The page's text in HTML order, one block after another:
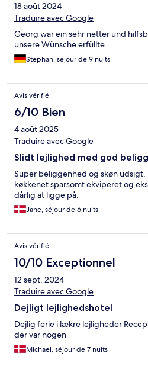
18 août 2024
Traduire avec Google
Georg war ein sehr netter und
unsere Wünsche erfüllte.
Stephan, séjour de 9 nuits
Avis vérifié
6/10 Bien
4 août 2025
Traduire avec Google
Slidt lejlighed med god
Super beliggenhed og skøn
køkkenet sparsomt ekviperet og
dårlig at ligge på.
Jane, séjour de 6 nuits
Avis vérifié
10/10 Exceptionnel
12 sept. 2024
Traduire avec Google
Dejligt lejlighedshotel
Dejlig ferie i lækre lejligheder
der var nogen
Michael, séjour de 7 nuits